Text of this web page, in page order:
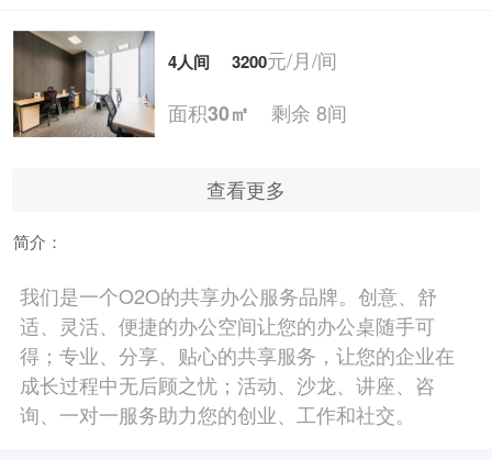
4人间 3200元/月/间
面积30㎡ 剩余 8间
5人间 4000元/月/间
6人间 4800元/月/间
面积40㎡剩余 6间
查看更多
简介：
我们是一个O2O的共享办公服务品牌。创意、舒
适、灵活、便捷的办公空间让您的办公桌随手可
得；专业、分享、贴心的共享服务，让您的企业在
成长过程中无后顾之忧；活动、沙龙、讲座、咨
询、一对一服务助力您的创业、工作和社交。